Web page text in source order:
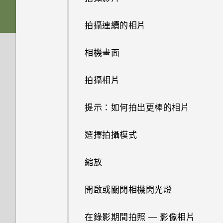
電池
切換手機開關
觸控手勢
開啟應用程式
分享內容
切換最近使用的應用程式
重新整理內容
擷取手機畫面
休眠模式
HTC Sense 首頁
從 HTC 備份還原內容
從 Android 手機傳輸內容
從 iPhone 傳輸內容的方式
透過藍牙從舊手機傳輸聯絡人
取得聯絡人及其他內容的其他方
片及音樂
使用快速設定
下載主題
尋找主題
分享主題
將主題加入我的最愛
重新建立自己的主題
混合及配對主題
刪除主題
排列應用程式
拍攝連續的相片
相機畫面
拍攝相片
提示：如何拍出更棒的相片
選擇拍攝模式
縮放
開啟或關閉相機閃光燈
在錄影期間拍照 — 影像相片